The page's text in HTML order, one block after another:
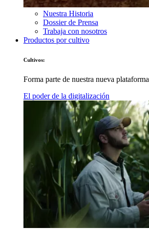
Nuestra Historia
Dossier de Prensa
Trabaja con nosotros
Productos por cultivo
Cultivos:
Forma parte de nuestra nueva plataforma
El poder de la digitalización